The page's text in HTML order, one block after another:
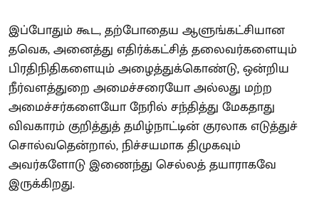
இப்போதும் கூட, தற்போதைய ஆளுங்கட்சியான
தவெக, அனைத்து எதிர்க்கட்சித் தலைவர்களையும்
பிரதிநிதிகளையும் அழைத்துக்கொண்டு, ஒன்றிய
நீர்வளத்துறை அமைச்சரையோ அல்லது மற்ற
அமைச்சர்களையோ நேரில் சந்தித்து மேகதாது
விவகாரம் குறித்துத் தமிழ்நாட்டின் குரலாக எடுத்துச்
சொல்வதென்றால், நிச்சயமாக திமுகவும்
அவர்களோடு இணைந்து செல்லத் தயாராகவே
இருக்கிறது.